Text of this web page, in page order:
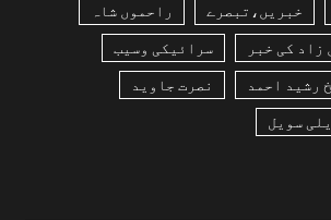
خبریں،تبصرے راحموں شاہ
زاد کی خبر سرائیکی وسیب
رشید احمد نصرت جاوید
سویل